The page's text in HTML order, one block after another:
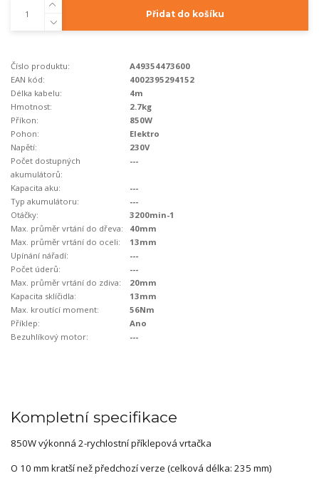
Přidat do košíku
Číslo produktu:
A49354473600
EAN kód:
4002395294152
Délka kabelu:
4m
Hmotnost:
2.7kg
Příkon:
850W
Pohon:
Elektro
Napětí:
230V
Počet dostupných
akumulátorů:
---
Kapacita aku:
---
Typ akumulátoru:
---
Otáčky:
3200min-1
Max. průměr vrtání do dřeva:
40mm
Max. průměr vrtání do oceli:
13mm
Upínání nářadí:
---
Počet úderů:
---
Max. průměr vrtání do zdiva:
20mm
Kapacita sklíčidla:
13mm
Max. kroutící moment:
56Nm
Příklep:
Ano
Bezuhlíkový motor:
---
Kompletní specifikace
850W výkonná 2-rychlostní příklepová vrtačka
O 10 mm kratší než předchozí verze (celková délka: 235 mm)